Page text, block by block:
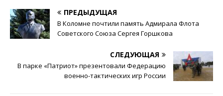
ПРЕДЫДУЩАЯ
В Коломне почтили память Адмирала Флота
Советского Союза Сергея Горшкова
СЛЕДУЮЩАЯ
В парке «Патриот» презентовали Федерацию
военно-тактических игр России